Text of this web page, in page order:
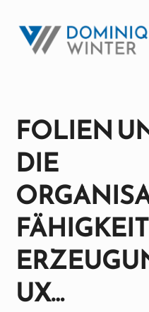
FOLIEN
DIE
UX…